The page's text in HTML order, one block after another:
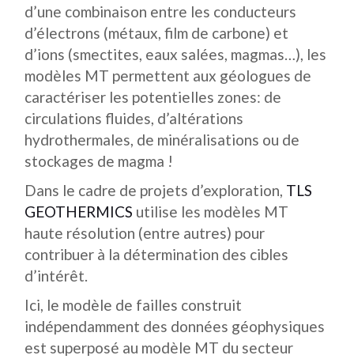
d’une combinaison entre les conducteurs
d’électrons (métaux, film de carbone) et
d’ions (smectites, eaux salées, magmas…), les
modèles MT permettent aux géologues de
caractériser les potentielles zones: de
circulations fluides, d’altérations
hydrothermales, de minéralisations ou de
stockages de magma !
Dans le cadre de projets d’exploration, TLS
GEOTHERMICS utilise les modèles MT
haute résolution (entre autres) pour
contribuer à la détermination des cibles
d’intérêt.
Ici, le modèle de failles construit
indépendamment des données géophysiques
est superposé au modèle MT du secteur